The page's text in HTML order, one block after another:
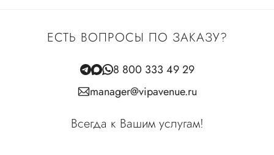
ЕСТЬ ВОПРОСЫ ПО ЗАКАЗУ?
8 800 333 49 29
manager@vipavenue.ru
Всегда к Вашим услугам!